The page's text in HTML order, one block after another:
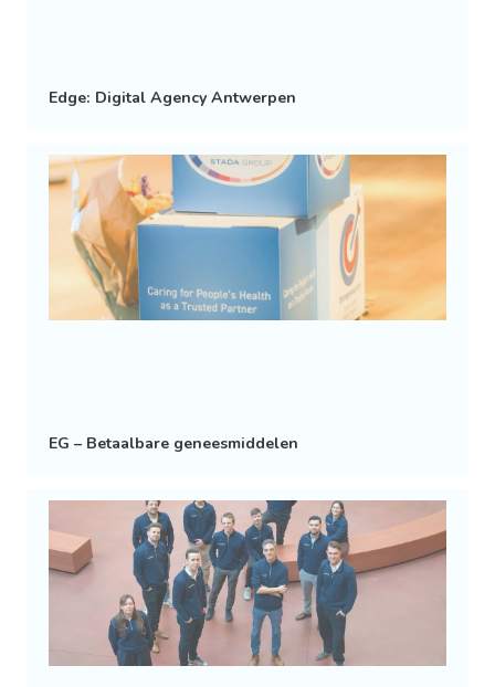
Edge: Digital Agency Antwerpen
EG – Betaalbare geneesmiddelen